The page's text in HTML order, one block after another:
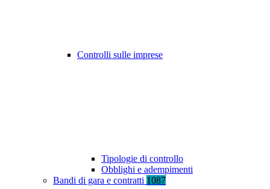
Controlli sulle imprese
Tipologie di controllo
Obblighi e adempimenti
Bandi di gara e contratti 1087